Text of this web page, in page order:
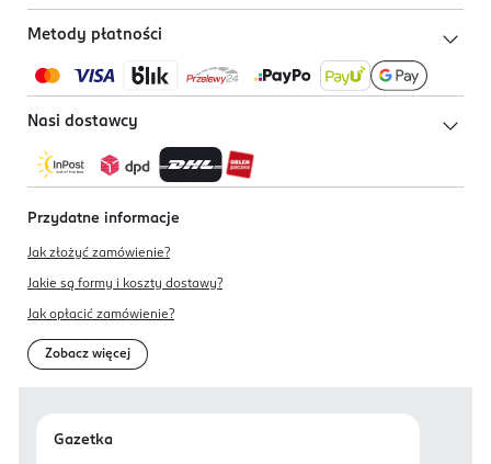
Metody płatności
Nasi dostawcy
Przydatne informacje
Jak złożyć zamówienie?
Jakie są formy i koszty dostawy?
Jak opłacić zamówienie?
Zobacz więcej
Gazetka